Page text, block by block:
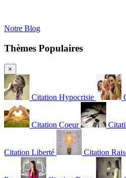
Notre Blog
Thèmes Populaires
×
Citation Hypocrisie
Citation Coeur
Citation Liberté Citation